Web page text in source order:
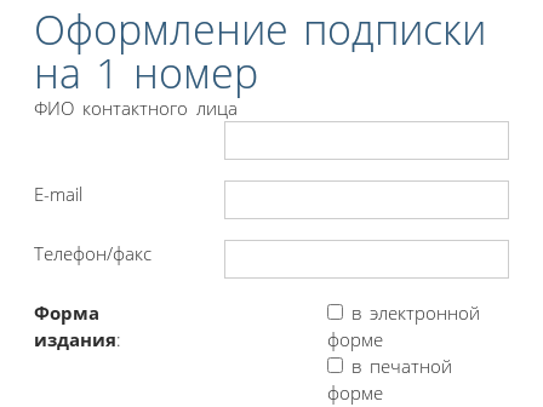
Оформление подписки
на 1 номер
ФИО контактного лица
E-mail
Телефон/факс
Форма
издания:
в электронной
форме
в печатной
форме